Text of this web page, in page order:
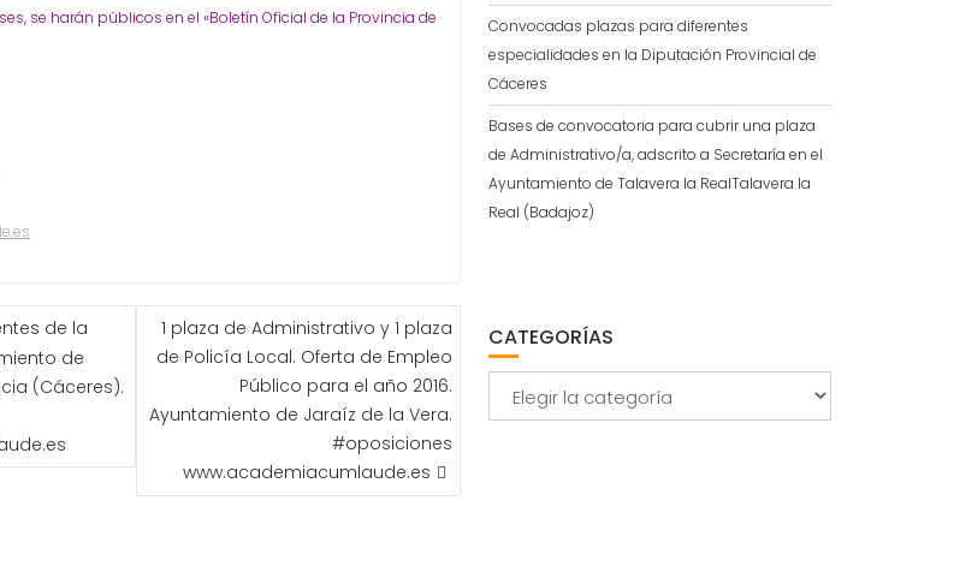
se harán públicos en el «Boletín Oficial de la Provincia de
de la
de
(Cáceres).
1 plaza de Administrativo y 1 plaza
de Policía Local. Oferta de Empleo
Público para el año 2016.
Ayuntamiento de Jaraíz de la Vera.
#oposiciones
www.academiacumlaude.es
Convocadas plazas para diferentes
especialidades en la Diputación Provincial de
Cáceres
Bases de convocatoria para cubrir una plaza
de Administrativo/a, adscrito a Secretaría en el
Ayuntamiento de Talavera la RealTalavera la
Real (Badajoz)
CATEGORÍAS